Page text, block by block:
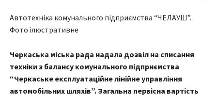
Автотехніка комунального підприємства “ЧЕЛАУШ”.
Фото ілюстративне
Черкаська міська рада надала дозвіл на списання
техніки з балансу комунального підприємства
“Черкаське експлуатаційне лінійне управління
автомобільних шляхів”. Загальна первісна вартість